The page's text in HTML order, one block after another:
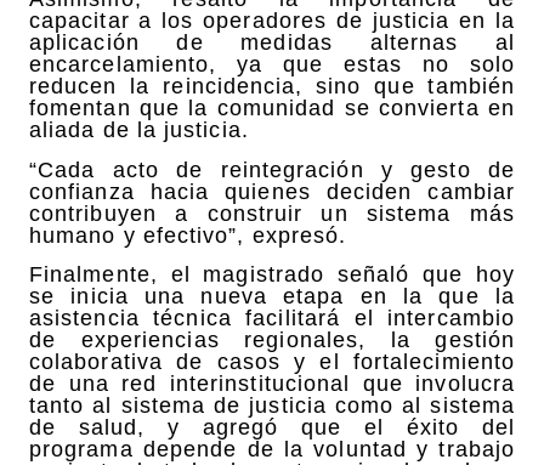
capacitar a los operadores de justicia en la
aplicación de medidas alternas al
encarcelamiento, ya que estas no solo
reducen la reincidencia, sino que también
fomentan que la comunidad se convierta en
aliada de la justicia.
“Cada acto de reintegración y gesto de
confianza hacia quienes deciden cambiar
contribuyen a construir un sistema más
humano y efectivo”, expresó.
Finalmente, el magistrado señaló que hoy
se inicia una nueva etapa en la que la
asistencia técnica facilitará el intercambio
de experiencias regionales, la gestión
colaborativa de casos y el fortalecimiento
de una red interinstitucional que involucra
tanto al sistema de justicia como al sistema
de salud, y agregó que el éxito del
programa depende de la voluntad y trabajo